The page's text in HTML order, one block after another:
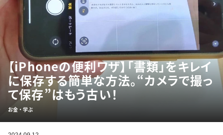
【iPhoneの便利ワザ】「書類」をキレイ
に保存する簡単な方法。“カメラで撮っ
て保存”はもう古い！
お金・学ぶ